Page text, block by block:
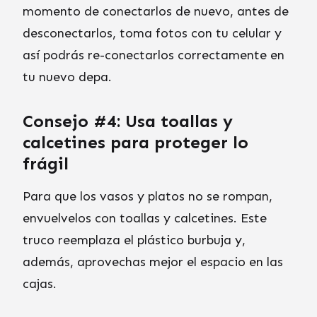
momento de conectarlos de nuevo, antes de
desconectarlos, toma fotos con tu celular y
así podrás re-conectarlos correctamente en
tu nuevo depa.
Consejo #4: Usa toallas y
calcetines para proteger lo
frágil
Para que los vasos y platos no se rompan,
envuelvelos con toallas y calcetines. Este
truco reemplaza el plástico burbuja y,
además, aprovechas mejor el espacio en las
cajas.